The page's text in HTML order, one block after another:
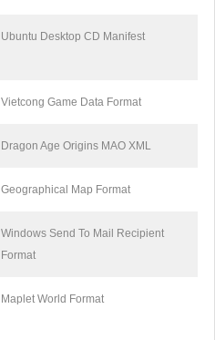
Ubuntu Desktop CD Manifest
Vietcong Game Data Format
Dragon Age Origins MAO XML
Geographical Map Format
Windows Send To Mail Recipient
Format
Maplet World Format